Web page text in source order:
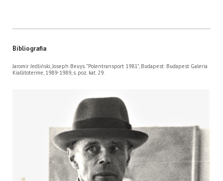
Bibliografia
Jaromir Jedliński, Joseph Beuys. "Polentransport 1981", Budapest: Budapest Galeria
Kiallitoterme, 1989-1989, s. poz. kat. 29.